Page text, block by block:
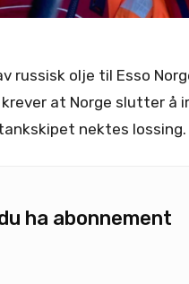
russisk olje til Esso
at Norge slutter å
nektes lossing.
ha abonnement